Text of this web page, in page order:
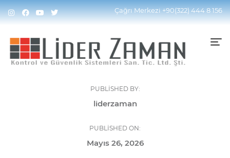
Çağrı Merkezi+90(322) 444 8 156
PUBLISHED BY:
liderzaman
PUBLISHED ON:
Mayıs 26, 2026